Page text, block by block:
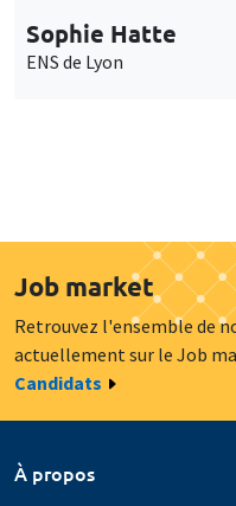
Sophie Hatte
ENS de Lyon
Job market
Retrouvez l'ensemble de
actuellement sur le Job
Candidats
À propos